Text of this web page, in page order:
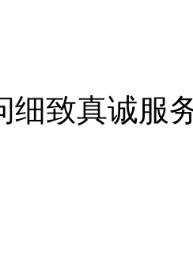
细致真诚服